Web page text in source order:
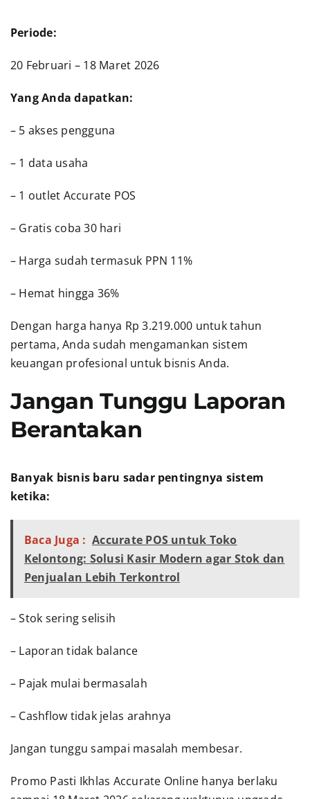
Periode:
20 Februari – 18 Maret 2026
Yang Anda dapatkan:
– 5 akses pengguna
– 1 data usaha
– 1 outlet Accurate POS
– Gratis coba 30 hari
– Harga sudah termasuk PPN 11%
– Hemat hingga 36%
Dengan harga hanya Rp 3.219.000 untuk tahun
pertama, Anda sudah mengamankan sistem
keuangan profesional untuk bisnis Anda.
Jangan Tunggu Laporan
Berantakan
Banyak bisnis baru sadar pentingnya sistem
ketika:
Baca Juga : Accurate POS untuk Toko
Kelontong: Solusi Kasir Modern agar Stok dan
Penjualan Lebih Terkontrol
– Stok sering selisih
– Laporan tidak balance
– Pajak mulai bermasalah
– Cashflow tidak jelas arahnya
Jangan tunggu sampai masalah membesar.
Promo Pasti Ikhlas Accurate Online hanya berlaku